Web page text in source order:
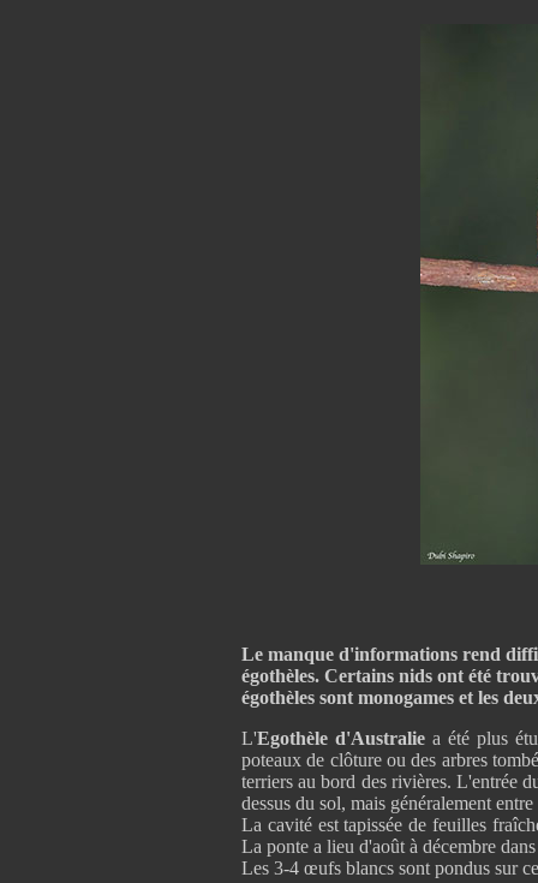
Le manque d'informations rend
égothèles. Certains nids ont été
égothèles sont monogames et les
L'Egothèle d'Australie a été plus
poteaux de clôture ou des arbres
terriers au bord des rivières. L'entrée
dessus du sol, mais généralement
La cavité est tapissée de feuilles
La ponte a lieu d'août à décembre
Les 3-4 œufs blancs sont pondus sur